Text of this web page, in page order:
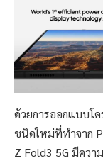
ด้วยการออกแบบโ
ชนิดใหม่ที่ทำจาก
Z Fold3 5G มีควา